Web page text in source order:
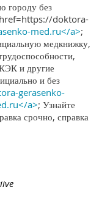
городу без
href=https://doktora-
med.ru</a>;
медкнижку,
и другие
и без
gerasenko-
a>; Узнайте
срочно, справка